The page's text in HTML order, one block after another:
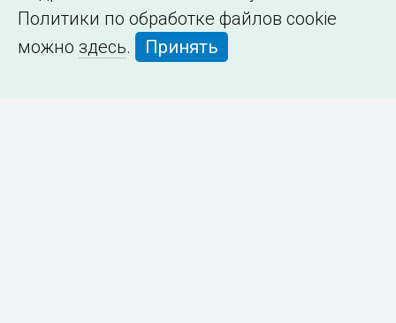
Политики по обработке файлов cookie
можно здесь. Принять